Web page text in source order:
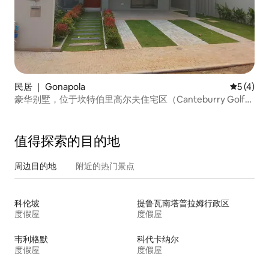
民居 ｜ Gonapola 平均评分
5 (4)
豪华别墅，位于坎特伯里高尔夫住宅区（Canteburry Golf
值得探索的目的地
周边目的地 附近的热门景点
科伦坡
度假屋
提鲁瓦南塔普拉姆行政区
度假屋
韦利格默
度假屋
科代卡纳尔
度假屋